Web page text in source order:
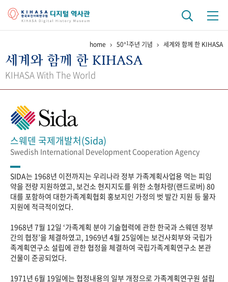
걸어온 길 기관 변천사 역대 기관장
정책과 연구 키워드로 보는 연구 역사
간행물 변천사
기록물 아카이브
사진 아카이브 문서 기록물 행정박물 영상 기록물
성과 50선 숫자로 보는 50년 50+1주년 광장
세계와 함께 한 KIHASA
home 50+1주년 기념 세계와 함께 한 KIHASA
세계와 함께 한 KIHASA
KIHASA With The World
스웨덴 국제개발처(Sida)
Swedish International Development Cooperation Agency
SIDA는 1968년 이전까지는 우리나라 정부 가족계획사업용 먹는 피임
약을 전량 지원하였고, 보건소 현지지도를 위한 소형차량(랜드로버) 80
대를 포함하여 대한가족계획협회 홍보지인 가정의 벗 발간 지원 등 물자
지원에 적극적이었다.
1968년 7월 12일 ‘가족계획 분야 기술협력에 관한 한국과 스웨덴 정부
간의 협정’을 체결하였고, 1969년 4월 25일에는 보건사회부와 국립가
족계획연구소 설립에 관한 협정을 체결하여 국립가족계획연구소 본관
건물이 준공되었다.
1971년 6월 19일에는 협정내용의 일부 개정으로 가족계획연구원 설립